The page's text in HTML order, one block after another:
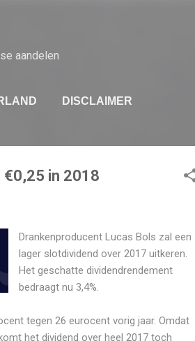
aandelen
DISCLAIMER
in 2018
Drankenproducent Lucas Bols zal een
lager slotdividend over 2017 uitkeren.
Het geschatte dividendrendement
bedraagt nu 3,4%.
tegen 26 eurocent vorig jaar. Omdat
het dividend over heel 2017 toch